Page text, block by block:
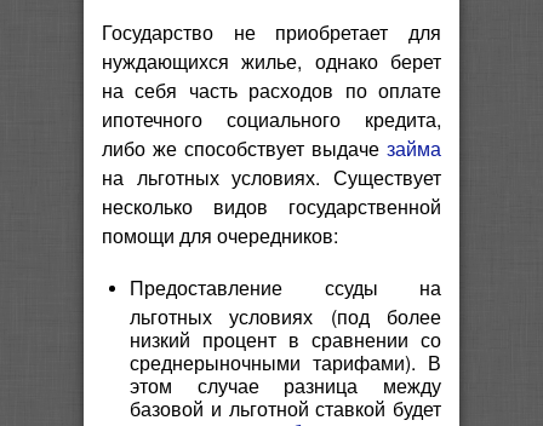
Государство не приобретает для
нуждающихся жилье, однако берет
на себя часть расходов по оплате
ипотечного социального кредита,
либо же способствует выдаче займа
на льготных условиях. Существует
несколько видов государственной
помощи для очередников:
Предоставление ссуды на
льготных условиях (под более
низкий процент в сравнении со
среднерыночными тарифами). В
этом случае разница между
базовой и льготной ставкой будет